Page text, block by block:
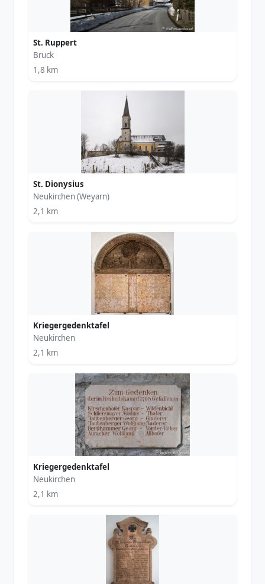
St. Ruppert
Bruck
1,8 km
St. Dionysius
Neukirchen (Weyarn)
2,1 km
Kriegergedenktafel
Neukirchen
2,1 km
Kriegergedenktafel
Neukirchen
2,1 km